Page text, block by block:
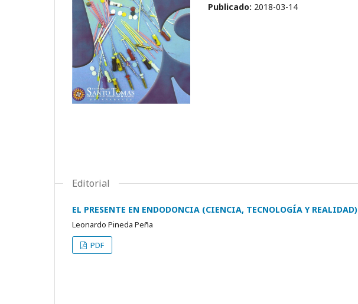
Publicado: 2018-03-14
Editorial
EL PRESENTE EN ENDODONCIA (CIENCIA, TECNOLOGÍA Y REALIDAD)
Leonardo Pineda Peña
PDF